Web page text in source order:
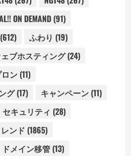
ON DEMAND (91)
(612) ふわり (19)
ブホスティング(24)
ン (11)
グ(17) キャンペーン (11)
セキュリティ (28)
レンド (1865)
ドメイン移管 (13)